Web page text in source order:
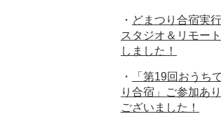
・ どまつり合宿実
スタジオ＆リモー
しました！
・
「第19回おうち
り合宿」ご参加あ
ございました！